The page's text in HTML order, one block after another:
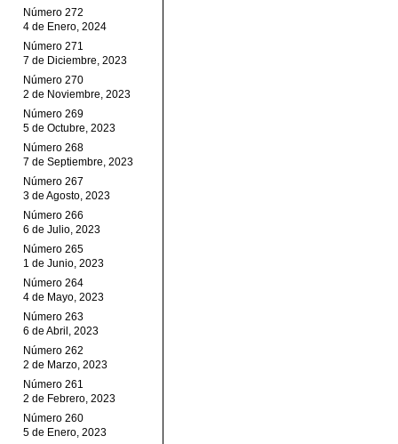
Número 272
4 de Enero, 2024
Número 271
7 de Diciembre, 2023
Número 270
2 de Noviembre, 2023
Número 269
5 de Octubre, 2023
Número 268
7 de Septiembre, 2023
Número 267
3 de Agosto, 2023
Número 266
6 de Julio, 2023
Número 265
1 de Junio, 2023
Número 264
4 de Mayo, 2023
Número 263
6 de Abril, 2023
Número 262
2 de Marzo, 2023
Número 261
2 de Febrero, 2023
Número 260
5 de Enero, 2023